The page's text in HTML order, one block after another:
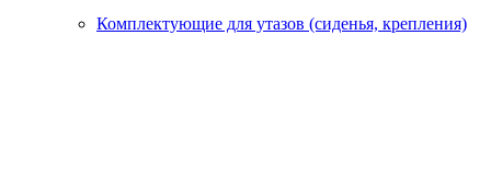
Комплектующие для утазов (сиденья, крепления)